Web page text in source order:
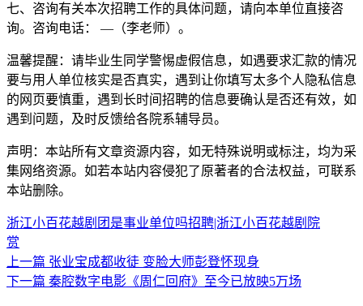
七、咨询有关本次招聘工作的具体问题，请向本单位直接咨
询。咨询电话： —（李老师）。
温馨提醒：请毕业生同学警惕虚假信息，如遇要求汇款的情况
要与用人单位核实是否真实，遇到让你填写太多个人隐私信息
的网页要慎重，遇到长时间招聘的信息要确认是否还有效，如
遇到问题，及时反馈给各院系辅导员。
声明：本站所有文章资源内容，如无特殊说明或标注，均为采
集网络资源。如若本站内容侵犯了原著者的合法权益，可联系
本站删除。
浙江小百花越剧团是事业单位吗招聘|浙江小百花越剧院
赏
上一篇 张业宝成都收徒 变脸大师彭登怀现身
下一篇 秦腔数字电影《周仁回府》至今已放映5万场